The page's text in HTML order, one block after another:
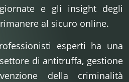
e gli insight degli
al sicuro online.
esperti ha una
di antitruffa, gestione
della criminalità